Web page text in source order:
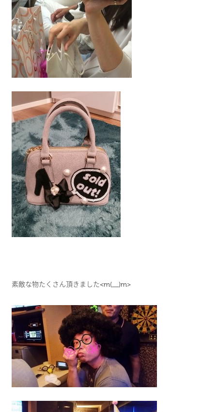
素敵な物たくさん頂きました<m(__)m>